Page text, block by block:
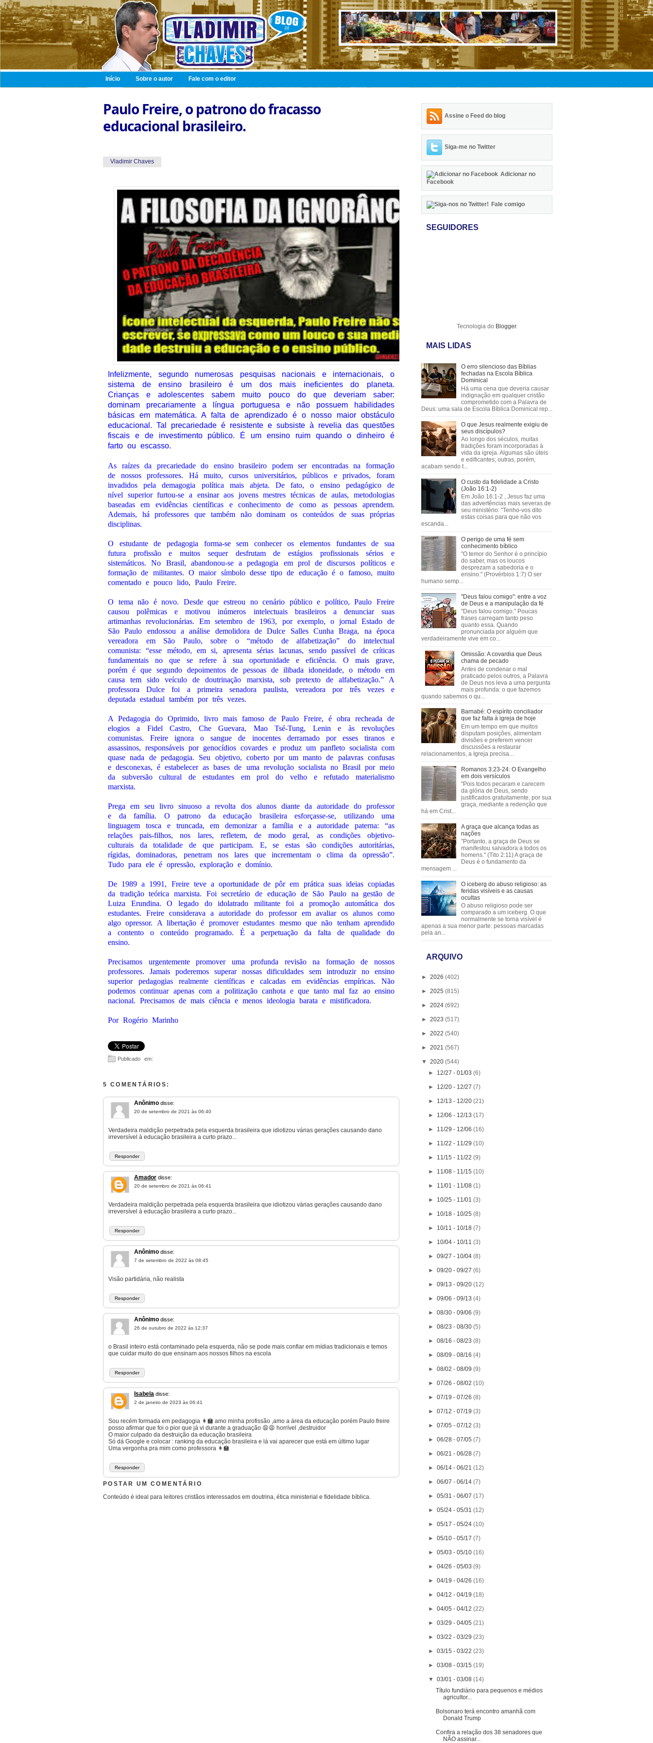
Início Sobre o autor Fale com o editor
Paulo Freire, o patrono do fracasso
educacional brasileiro.
Vladimir Chaves
Infelizmente, segundo numerosas pesquisas nacionais e internacionais, o
sistema de ensino brasileiro é um dos mais ineficientes do planeta.
Crianças e adolescentes sabem muito pouco do que deveriam saber:
dominam precariamente a língua portuguesa e não possuem habilidades
básicas em matemática. A falta de aprendizado é o nosso maior obstáculo
educacional. Tal precariedade é resistente e subsiste à revelia das questões
fiscais e de investimento público. É um ensino ruim quando o dinheiro é
farto ou escasso.
As raízes da precariedade do ensino brasileiro podem ser encontradas na formação
de nossos professores. Há muito, cursos universitários, públicos e privados, foram
invadidos pela demagogia política mais abjeta. De fato, o ensino pedagógico de
nível superior furtou-se a ensinar aos jovens mestres técnicas de aulas, metodologias
baseadas em evidências científicas e conhecimento de como as pessoas aprendem.
Ademais, há professores que também não dominam os conteúdos de suas próprias
disciplinas.
O estudante de pedagogia forma-se sem conhecer os elementos fundantes de sua
futura profissão e muitos sequer desfrutam de estágios profissionais sérios e
sistemáticos. No Brasil, abandonou-se a pedagogia em prol de discursos políticos e
formação de militantes. O maior símbolo desse tipo de educação é o famoso, muito
comentado e pouco lido, Paulo Freire.
O tema não é novo. Desde que estreou no cenário público e político, Paulo Freire
causou polêmicas e motivou inúmeros intelectuais brasileiros a denunciar suas
artimanhas revolucionárias. Em setembro de 1963, por exemplo, o jornal Estado de
São Paulo endossou a análise demolidora de Dulce Salles Cunha Braga, na época
vereadora em São Paulo, sobre o “método de alfabetização” do intelectual
comunista: “esse método, em si, apresenta sérias lacunas, sendo passível de críticas
fundamentais no que se refere à sua oportunidade e eficiência. O mais grave,
porém é que segundo depoimentos de pessoas de ilibada idoneidade, o método em
causa tem sido veículo de doutrinação marxista, sob pretexto de alfabetização.” A
professora Dulce foi a primeira senadora paulista, vereadora por três vezes e
deputada estadual também por três vezes.
A Pedagogia do Oprimido, livro mais famoso de Paulo Freire, é obra recheada de
elogios a Fidel Castro, Che Guevara, Mao Tsé-Tung, Lenin e às revoluções
comunistas. Freire ignora o sangue de inocentes derramado por esses tiranos e
assassinos, responsáveis por genocídios covardes e produz um panfleto socialista com
quase nada de pedagogia. Seu objetivo, coberto por um manto de palavras confusas
e desconexas, é estabelecer as bases de uma revolução socialista no Brasil por meio
da subversão cultural de estudantes em prol do velho e refutado materialismo
marxista.
Prega em seu livro sinuoso a revolta dos alunos diante da autoridade do professor
e da família. O patrono da educação brasileira esforçasse-se, utilizando uma
linguagem tosca e truncada, em demonizar a família e a autoridade paterna: “as
relações pais-filhos, nos lares, refletem, de modo geral, as condições objetivo-
culturais da totalidade de que participam. E, se estas são condições autoritárias,
rígidas, dominadoras, penetram nos lares que incrementam o clima da opressão”.
Tudo para ele é opressão, exploração e domínio.
De 1989 a 1991, Freire teve a oportunidade de pôr em prática suas ideias copiadas
da tradição teórica marxista. Foi secretário de educação de São Paulo na gestão de
Luiza Erundina. O legado do idolatrado militante foi a promoção automática dos
estudantes. Freire considerava a autoridade do professor em avaliar os alunos como
algo opressor. A libertação é promover estudantes mesmo que não tenham aprendido
a contento o conteúdo programado. É a perpetuação da falta de qualidade do
ensino.
Precisamos urgentemente promover uma profunda revisão na formação de nossos
professores. Jamais poderemos superar nossas dificuldades sem introduzir no ensino
superior pedagogias realmente científicas e calcadas em evidências empíricas. Não
podemos continuar apenas com a politização canhota e que tanto mal faz ao ensino
nacional. Precisamos de mais ciência e menos ideologia barata e mistificadora.
Por Rogério Marinho
Publicado em:
5 COMENTÁRIOS:
Anônimo disse:
20 de setembro de 2021 às 06:40
Responder
Verdadeira maldição perpetrada pela esquerda brasileira que idiotizou várias gerações causando dano
irreversível à educação brasileira a curto prazo...
Amador disse:
20 de setembro de 2021 às 06:41
Responder
Verdadeira maldição perpetrada pela esquerda brasileira que idiotizou várias gerações causando dano
irreversível à educação brasileira a curto prazo...
Anônimo disse:
7 de setembro de 2022 às 08:45
Responder
Visão partidária, não realista
Anônimo disse:
26 de outubro de 2022 às 12:37
Responder
o Brasil inteiro está contaminado pela esquerda, não se pode mais confiar em mídias tradicionais e temos
que cuidar muito do que ensinam aos nossos filhos na escola
Isabela disse:
2 de janeiro de 2023 às 06:41
Responder
Sou recém formada em pedagogia 👩‍🏫 amo minha profissão ,amo a área da educação porém Paulo freire
posso afirmar que foi o pior que já vi durante a graduação 😩😩 horrível ,destruidor
O maior culpado da destruição da educação brasileira
Só dá Google e colocar : ranking da educação brasileira e lá vai aparecer que está em último lugar
Uma vergonha pra mim como professora 👩‍🏫
POSTAR UM COMENTÁRIO
Conteúdo é ideal para leitores cristãos interessados em doutrina, ética ministerial e fidelidade bíblica.
Assine o Feed do blog
Siga-me no Twitter
Adicionar no
Facebook
Fale comigo
SEGUIDORES
Tecnologia do Blogger.
MAIS LIDAS
O erro silencioso das Bíblias
fechadas na Escola Bíblica
Dominical
Há uma cena que deveria causar
indignação em qualquer cristão
comprometido com a Palavra de
Deus: uma sala de Escola Bíblica Dominical rep...
O que Jesus realmente exigiu de
seus discípulos?
Ao longo dos séculos, muitas
tradições foram incorporadas à
vida da igreja. Algumas são úteis
e edificantes; outras, porém,
acabam sendo t...
O custo da fidelidade a Cristo
(João 16:1-2)
Em João 16:1-2 , Jesus faz uma
das advertências mais severas de
seu ministério: "Tenho-vos dito
estas coisas para que não vos
escanda...
O perigo de uma fé sem
conhecimento bíblico
"O temor do Senhor é o princípio
do saber, mas os loucos
desprezam a sabedoria e o
ensino." (Provérbios 1:7) O ser
humano semp...
"Deus falou comigo": entre a voz
de Deus e a manipulação da fé
"Deus falou comigo." Poucas
frases carregam tanto peso
quanto essa. Quando
pronunciada por alguém que
verdadeiramente vive em co...
Omissão: A covardia que Deus
chama de pecado
Antes de condenar o mal
praticado pelos outros, a Palavra
de Deus nos leva a uma pergunta
mais profunda: o que fazemos
quando sabemos o qu...
Barnabé: O espírito conciliador
que faz falta à igreja de hoje
Em um tempo em que muitos
disputam posições, alimentam
divisões e preferem vencer
discussões a restaurar
relacionamentos, a Igreja precisa...
Romanos 3:23-24: O Evangelho
em dois versículos
"Pois todos pecaram e carecem
da glória de Deus, sendo
justificados gratuitamente, por sua
graça, mediante a redenção que
há em Crist...
A graça que alcança todas as
nações
"Portanto, a graça de Deus se
manifestou salvadora a todos os
homens." (Tito 2:11) A graça de
Deus é o fundamento da
mensagem ...
O iceberg do abuso religioso: as
feridas visíveis e as causas
ocultas
O abuso religioso pode ser
comparado a um iceberg. O que
normalmente se torna visível é
apenas a sua menor parte: pessoas marcadas
pela an...
ARQUIVO
► 2026 (402)
► 2025 (815)
► 2024 (692)
► 2023 (517)
► 2022 (540)
► 2021 (567)
▼ 2020 (544)
► 12/27 - 01/03(6)
► 12/20 - 12/27(7)
► 12/13 - 12/20(21)
► 12/06 - 12/13(17)
► 11/29 - 12/06(16)
► 11/22 - 11/29(10)
► 11/15 - 11/22(9)
► 11/08 - 11/15(10)
► 11/01 - 11/08(1)
► 10/25 - 11/01(3)
► 10/18 - 10/25(8)
► 10/11 - 10/18(7)
► 10/04 - 10/11(3)
►09/27 - 10/04(8)
►09/20 - 09/27(6)
►09/13 - 09/20(12)
►09/06 - 09/13(4)
►08/30 - 09/06(9)
►08/23 - 08/30(5)
►08/16 - 08/23(8)
►08/09 - 08/16(4)
►08/02 - 08/09(9)
►07/26 - 08/02(10)
►07/19 - 07/26(8)
►07/12 - 07/19(3)
►07/05 - 07/12(3)
►06/28 - 07/05(7)
►06/21 - 06/28(7)
►06/14 - 06/21(12)
►06/07 - 06/14(7)
►05/31 - 06/07(17)
►05/24 - 05/31(12)
►05/17 - 05/24(10)
►05/10 - 05/17(7)
►05/03 - 05/10(16)
►04/26 - 05/03(9)
►04/19 - 04/26(16)
►04/12 - 04/19(18)
►04/05 - 04/12(22)
►03/29 - 04/05(21)
►03/22 - 03/29(23)
►03/15 - 03/22(23)
►03/08 - 03/15(19)
▼03/01 - 03/08(14)
Título fundiário para pequenos e médios
agricultor...
Bolsonaro terá encontro amanhã com
Donald Trump
Confira a relação dos 38 senadores que
NÃO assinar...